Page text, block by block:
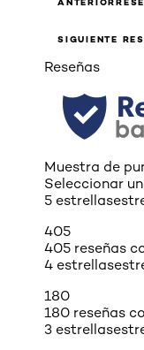
SIGUIENTE
Reseñas
Muestra de
Seleccionar
5 estrellas
405
405 reseñas
4 estrellas
180
180 reseñas
3 estrellas